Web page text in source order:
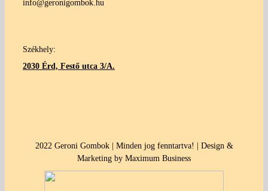
info@geronigombok.hu
Székhely:
2030 Érd, Festő utca 3/A.
2022 Geroni Gombok | Minden jog fenntartva! | Design &
Marketing by Maximum Business